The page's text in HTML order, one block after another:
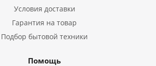
Условия доставки
Гарантия на товар
Подбор бытовой техники
Помощь